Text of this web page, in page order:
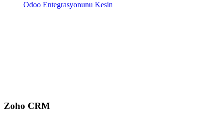
Odoo Entegrasyonunu Kesin
Zoho CRM